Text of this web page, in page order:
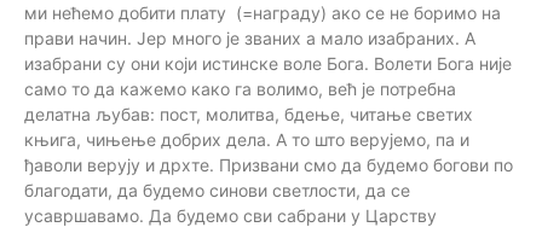
ми нећемо добити плату (=награду) ако се не боримо на
прави начин. Јер много је званих а мало изабраних. А
изабрани су они који истинске воле Бога. Волети Бога није
само то да кажемо како га волимо, већ је потребна
делатна љубав: пост, молитва, бдење, читање светих
књига, чињење добрих дела. А то што верујемо, па и
ђаволи верују и дрхте. Призвани смо да будемо богови по
благодати, да будемо синови светлости, да се
усавршавамо. Да будемо сви сабрани у Царству